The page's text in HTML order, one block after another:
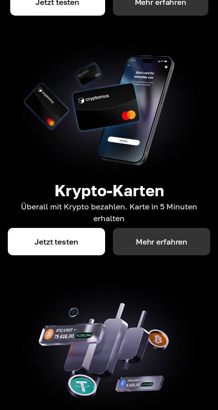
Jetzt testen Mehr erfahren
Krypto-Karten
Überall mit Krypto bezahlen. Karte in 5 Minuten
erhalten
Jetzt testen Mehr erfahren